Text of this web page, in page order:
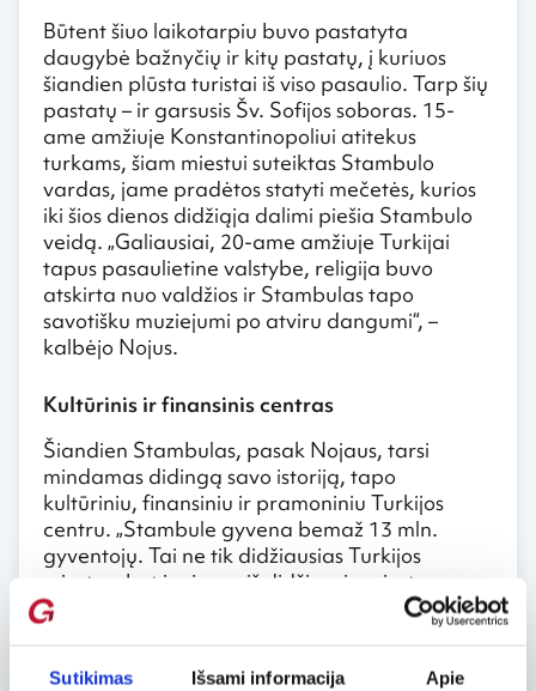
Sutikimas Išsami informacija Apie
Būtent šiuo laikotarpiu buvo pastatyta
daugybė bažnyčių ir kitų pastatų, į kuriuos
šiandien plūsta turistai iš viso pasaulio. Tarp šių
pastatų – ir garsusis Šv. Sofijos soboras. 15-
ame amžiuje Konstantinopoliui atitekus
turkams, šiam miestui suteiktas Stambulo
vardas, jame pradėtos statyti mečetės, kurios
iki šios dienos didžiąja dalimi piešia Stambulo
veidą. „Galiausiai, 20-ame amžiuje Turkijai
tapus pasaulietine valstybe, religija buvo
atskirta nuo valdžios ir Stambulas tapo
savotišku muziejumi po atviru dangumi“, –
kalbėjo Nojus.
Kultūrinis ir finansinis centras
Šiandien Stambulas, pasak Nojaus, tarsi
mindamas didingą savo istoriją, tapo
kultūriniu, finansiniu ir pramoniniu Turkijos
centru. „Stambule gyvena bemaž 13 mln.
gyventojų. Tai ne tik didžiausias Turkijos
miestas, bet ir vienas iš didžiausių miestų
pasaulyje, – pasakojo Nojus. – Stambulas yra
traukos centras įvairiausiomis prasmėmis: